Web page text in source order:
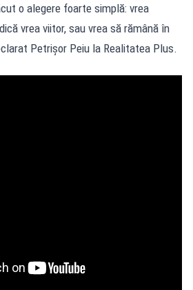
o alegere foarte simplă: vrea
vrea viitor, sau vrea să rămână în
Petrișor Peiu la Realitatea Plus.